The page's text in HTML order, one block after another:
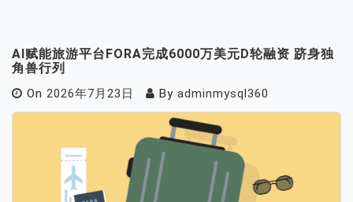
AI赋能旅游平台FORA完成6000万美元D轮融资 跻身独
角兽行列
On 2026年7月23日 By adminmysql360